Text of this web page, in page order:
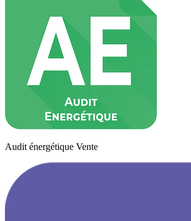
Audit énergétique Vente